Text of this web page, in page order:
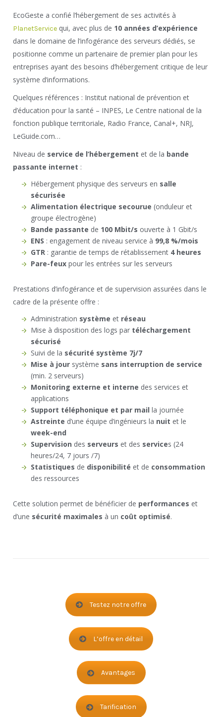
EcoGeste a confié l’hébergement de ses activités à
PlanetService qui, avec plus de 10 années d’expérience
dans le domaine de l’infogérance des serveurs dédiés, se
positionne comme un partenaire de premier plan pour les
entreprises ayant des besoins d’hébergement critique de leur
système d’informations.
Quelques références : Institut national de prévention et
d’éducation pour la santé – INPES, Le Centre national de la
fonction publique territoriale, Radio France, Canal+, NRJ,
LeGuide.com…
Niveau de service de l’hébergement et de la bande
passante internet :
Hébergement physique des serveurs en salle
sécurisée
Alimentation électrique secourue (onduleur et
groupe électrogène)
Bande passante de 100 Mbit/s ouverte à 1 Gbit/s
ENS : engagement de niveau service à 99,8 %/mois
GTR : garantie de temps de rétablissement 4 heures
Pare-feux pour les entrées sur les serveurs
Prestations d’infogérance et de supervision assurées dans le
cadre de la présente offre :
Administration système et réseau
Mise à disposition des logs par téléchargement
sécurisé
Suivi de la sécurité système 7j/7
Mise à jour système sans interruption de service
(min. 2 serveurs)
Monitoring externe et interne des services et
applications
Support téléphonique et par mail la journée
Astreinte d’une équipe d’ingénieurs la nuit et le
week-end
Supervision des serveurs et des services (24
heures/24, 7 jours /7)
Statistiques de disponibilité et de consommation
des ressources
Cette solution permet de bénéficier de performances et
d’une sécurité maximales à un coût optimisé.
Testez notre offre
L’offre en détail
Avantages
Tarification